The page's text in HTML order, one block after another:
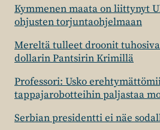
Kymmenen maata on liittynyt
ohjusten torjuntaohjelmaan
Mereltä tulleet droonit
dollarin Pantsirin Krimillä
Professori: Usko
tappajarobotteihin paljastaa
Serbian presidentti ei näe